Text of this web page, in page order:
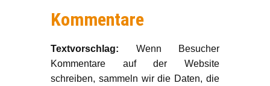
Kommentare
Textvorschlag: Wenn Besucher
Kommentare auf der Website
schreiben, sammeln wir die Daten, die